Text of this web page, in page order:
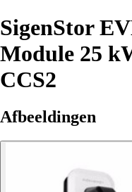
SigenStor
Module 25
CCS2
Afbeeldingen